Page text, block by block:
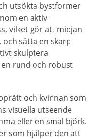
utsökta bystformer
en aktiv
vilket gör att midjan
sätta en skarp
skulptera
rund och robust
och kvinnan som
visuella utseende
eller en smal björk.
som hjälper den att